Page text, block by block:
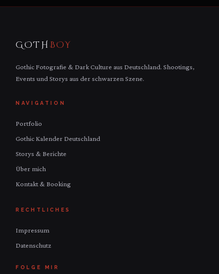
GOTH BOY
Gothic Fotografie & Dark Culture aus Deutschland. Shootings,
Events und Storys aus der schwarzen Szene.
NAVIGATION
Portfolio
Gothic Kalender Deutschland
Storys & Berichte
Über mich
Kontakt & Booking
RECHTLICHES
Impressum
Datenschutz
FOLGE MIR